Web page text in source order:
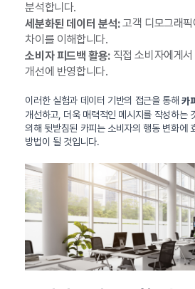
분석합니다.
세분화된 데이터 분석:고객 디모그래
차이를 이해합니다.
소비자 피드백 활용:직접 소비자에게서
개선에 반영합니다.
이러한 실험과 데이터 기반의 접근을 통해카
개선하고, 더욱 매력적인 메시지를 작성하는
의해 뒷받침된 카피는 소비자의 행동 변화에
방법이 될 것입니다.